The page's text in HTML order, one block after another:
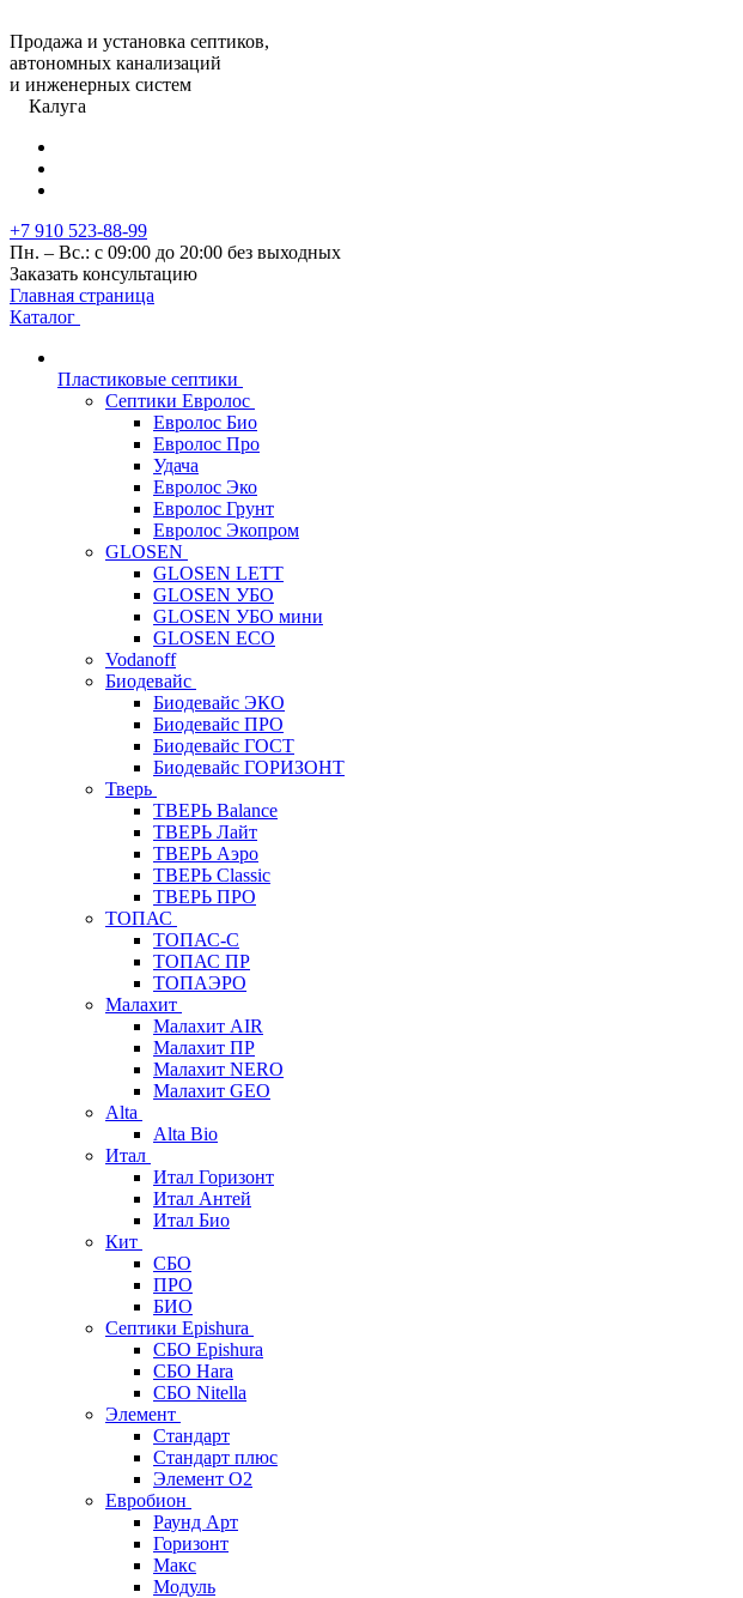
Продажа и установка септиков,
автономных канализаций
и инженерных систем
Калуга
+7 910 523-88-99
Пн. – Вс.: с 09:00 до 20:00 без выходных
Заказать консультацию
Главная страница
Каталог
Пластиковые септики
Септики Евролос
Евролос Био
Евролос Про
Удача
Евролос Эко
Евролос Грунт
Евролос Экопром
GLOSEN
GLOSEN LETT
GLOSEN УБО
GLOSEN УБО мини
GLOSEN ECO
Vodanoff
Биодевайс
Биодевайс ЭКО
Биодевайс ПРО
Биодевайс ГОСТ
Биодевайс ГОРИЗОНТ
Тверь
ТВЕРЬ Balance
ТВЕРЬ Лайт
ТВЕРЬ Аэро
ТВЕРЬ Classic
ТВЕРЬ ПРО
ТОПАС
ТОПАС-С
ТОПАС ПР
ТОПАЭРО
Малахит
Малахит AIR
Малахит ПР
Малахит NERO
Малахит GEO
Alta
Alta Bio
Итал
Итал Горизонт
Итал Антей
Итал Био
Кит
СБО
ПРО
БИО
Септики Epishura
СБО Epishura
СБО Hara
СБО Nitella
Элемент
Стандарт
Стандарт плюс
Элемент О2
Евробион
Раунд Арт
Горизонт
Макс
Модуль